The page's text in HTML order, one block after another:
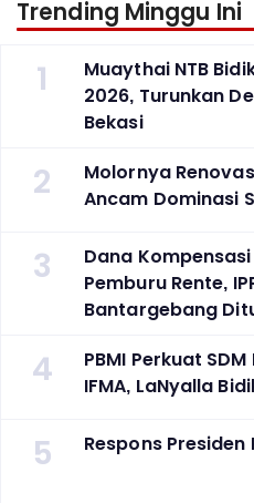
Trending Minggu Ini
1
Muaythai NTB
2026, Turunkan
Bekasi
2
Molornya
Ancam Dominasi
3
Dana
Pemburu Rente,
Bantargebang
4
PBMI Perkuat
IFMA, LaNyalla
5 Respons